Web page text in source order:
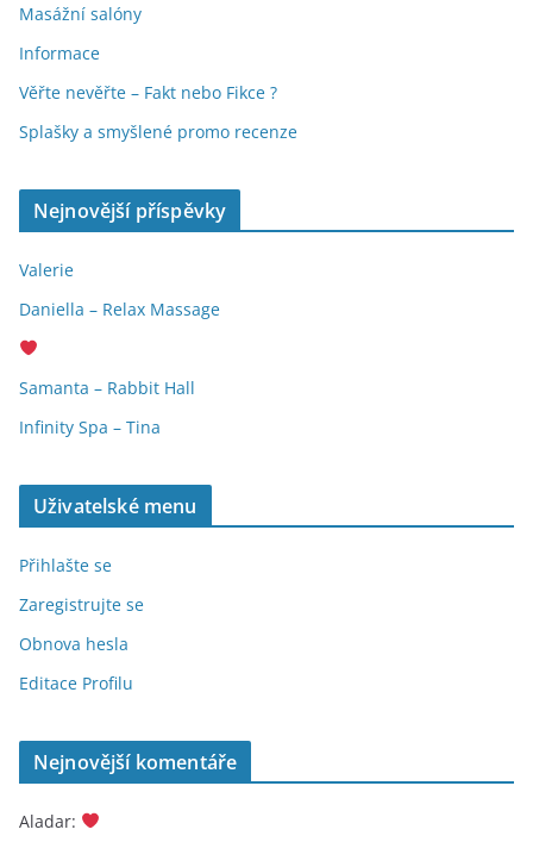
Masážní salóny
Informace
Věřte nevěřte – Fakt nebo Fikce ?
Splašky a smyšlené promo recenze
Nejnovější příspěvky
Valerie
Daniella – Relax Massage
Samanta – Rabbit Hall
Infinity Spa – Tina
Uživatelské menu
Přihlašte se
Zaregistrujte se
Obnova hesla
Editace Profilu
Nejnovější komentáře
Aladar: